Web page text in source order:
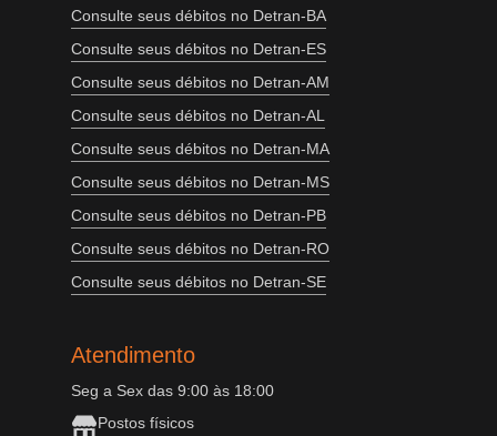
Consulte seus débitos no Detran-BA
Consulte seus débitos no Detran-ES
Consulte seus débitos no Detran-AM
Consulte seus débitos no Detran-AL
Consulte seus débitos no Detran-MA
Consulte seus débitos no Detran-MS
Consulte seus débitos no Detran-PB
Consulte seus débitos no Detran-RO
Consulte seus débitos no Detran-SE
Atendimento
Seg a Sex das 9:00 às 18:00
Postos físicos